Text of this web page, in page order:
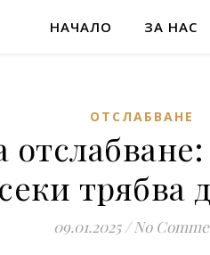
НАЧАЛО ЗА НАС
ОТСЛАБВАНЕ
трябва
09.01.2025 / No